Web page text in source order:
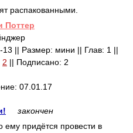
распакованными.
Поттер
|| Размер: мини || Глав: 1 ||
2 || Подписано: 2
07.01.17
закончен
ему придётся провести в